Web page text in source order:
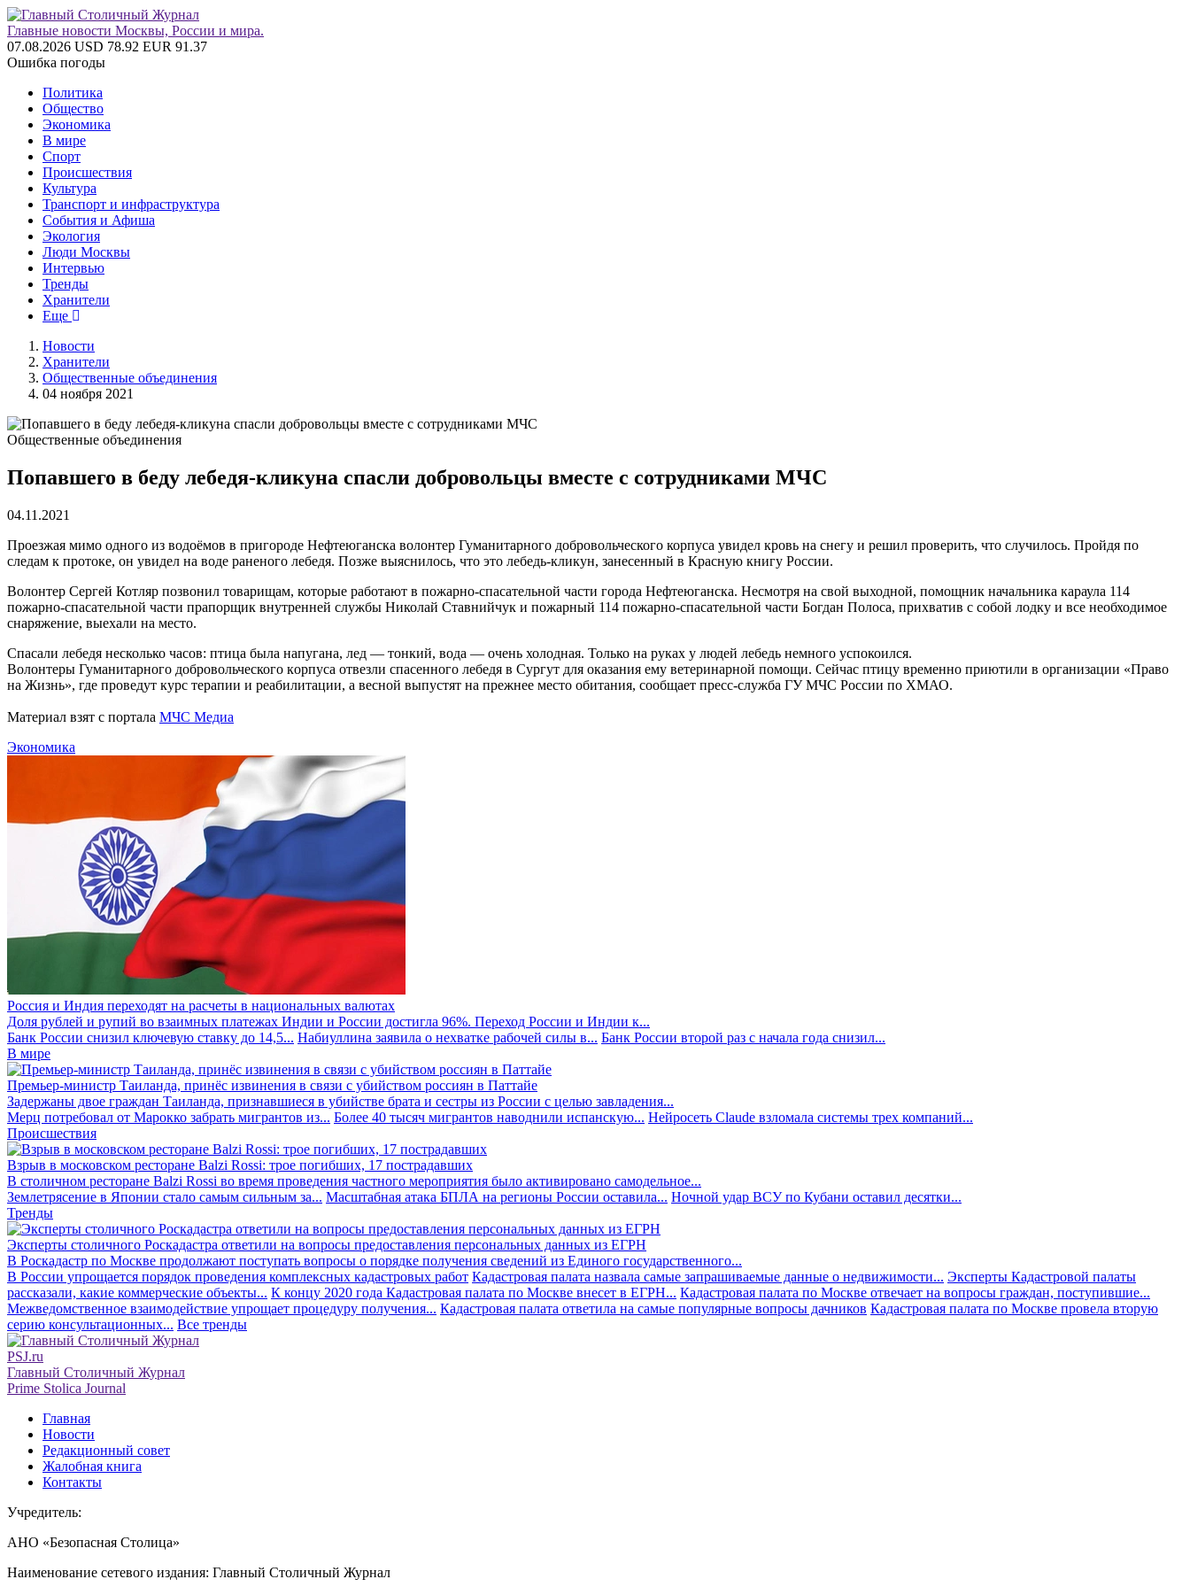
Главные новости Москвы, России и мира.
07.08.2026 USD 78.92 EUR 91.37
Ошибка погоды
Политика
Общество
Экономика
В мире
Спорт
Происшествия
Культура
Транспорт и инфраструктура
События и Афиша
Экология
Люди Москвы
Интервью
Тренды
Хранители
Еще
Новости
Хранители
Общественные объединения
04 ноября 2021
Общественные объединения
Попавшего в беду лебедя-кликуна спасли добровольцы вместе с сотрудниками МЧС
04.11.2021
Проезжая мимо одного из водоёмов в пригороде Нефтеюганска волонтер Гуманитарного добровольческого корпуса увидел кровь на снегу и решил проверить, что случилось. Пройдя по
следам к протоке, он увидел на воде раненого лебедя. Позже выяснилось, что это лебедь-кликун, занесенный в Красную книгу России.
Волонтер Сергей Котляр позвонил товарищам, которые работают в пожарно-спасательной части города Нефтеюганска. Несмотря на свой выходной, помощник начальника караула 114
пожарно-спасательной части прапорщик внутренней службы Николай Ставнийчук и пожарный 114 пожарно-спасательной части Богдан Полоса, прихватив с собой лодку и все необходимое
снаряжение, выехали на место.
Спасали лебедя несколько часов: птица была напугана, лед — тонкий, вода — очень холодная. Только на руках у людей лебедь немного успокоился.
Волонтеры Гуманитарного добровольческого корпуса отвезли спасенного лебедя в Сургут для оказания ему ветеринарной помощи. Сейчас птицу временно приютили в организации «Право
на Жизнь», где проведут курс терапии и реабилитации, а весной выпустят на прежнее место обитания, сообщает пресс-служба ГУ МЧС России по ХМАО.
Материал взят с портала МЧС Медиа
Экономика
Россия и Индия переходят на расчеты в национальных валютах
Доля рублей и рупий во взаимных платежах Индии и России достигла 96%. Переход России и Индии к...
Банк России снизил ключевую ставку до 14,5... Набиуллина заявила о нехватке рабочей силы в... Банк России второй раз с начала года снизил...
В мире
Премьер-министр Таиланда, принёс извинения в связи с убийством россиян в Паттайе
Задержаны двое граждан Таиланда, признавшиеся в убийстве брата и сестры из России с целью завладения...
Мерц потребовал от Марокко забрать мигрантов из... Более 40 тысяч мигрантов наводнили испанскую... Нейросеть Claude взломала системы трех компаний...
Происшествия
Взрыв в московском ресторане Balzi Rossi: трое погибших, 17 пострадавших
В столичном ресторане Balzi Rossi во время проведения частного мероприятия было активировано самодельное...
Землетрясение в Японии стало самым сильным за... Масштабная атака БПЛА на регионы России оставила... Ночной удар ВСУ по Кубани оставил десятки...
Тренды
Эксперты столичного Роскадастра ответили на вопросы предоставления персональных данных из ЕГРН
В Роскадастр по Москве продолжают поступать вопросы о порядке получения сведений из Единого государственного...
В России упрощается порядок проведения комплексных кадастровых работ Кадастровая палата назвала самые запрашиваемые данные о недвижимости... Эксперты Кадастровой палаты
рассказали, какие коммерческие объекты... К концу 2020 года Кадастровая палата по Москве внесет в ЕГРН... Кадастровая палата по Москве отвечает на вопросы граждан, поступившие...
Межведомственное взаимодействие упрощает процедуру получения... Кадастровая палата ответила на самые популярные вопросы дачников Кадастровая палата по Москве провела вторую
серию консультационных... Все тренды
PSJ.ru
Главный Столичный Журнал
Prime Stolica Journal
Главная
Новости
Редакционный совет
Жалобная книга
Контакты
Учредитель:
АНО «Безопасная Столица»
Наименование сетевого издания: Главный Столичный Журнал